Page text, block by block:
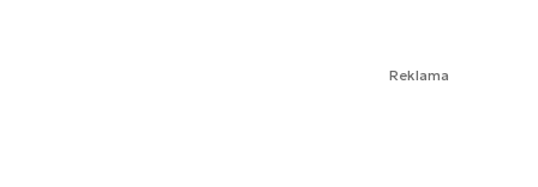
Reklama